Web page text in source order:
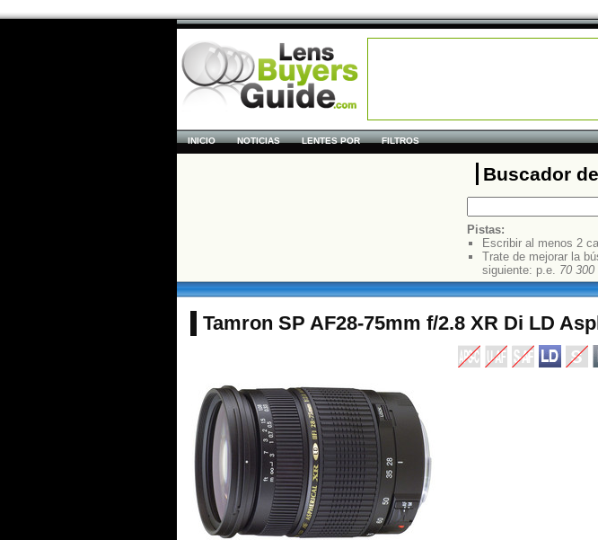
INICIO NOTICIAS LENTES POR FILTROS
Buscador
Pistas:
Escribir al menos 2
Trate de mejorar la
siguiente: p.e. 70 300
Tamron SP AF28-75mm f/2.8 XR Di LD